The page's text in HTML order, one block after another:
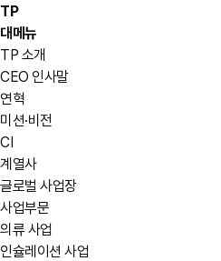
TP
대메뉴
TP 소개
CEO 인사말
연혁
미션·비전
CI
계열사
글로벌 사업장
사업부문
의류 사업
인슐레이션 사업